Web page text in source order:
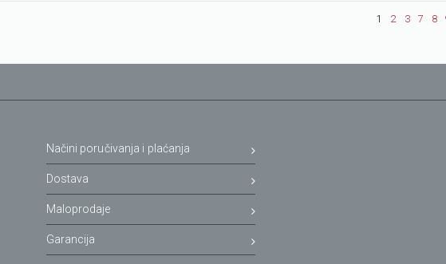
1 2 3 7 8
Načini poručivanja i plaćanja
Dostava
Maloprodaje
Garancija